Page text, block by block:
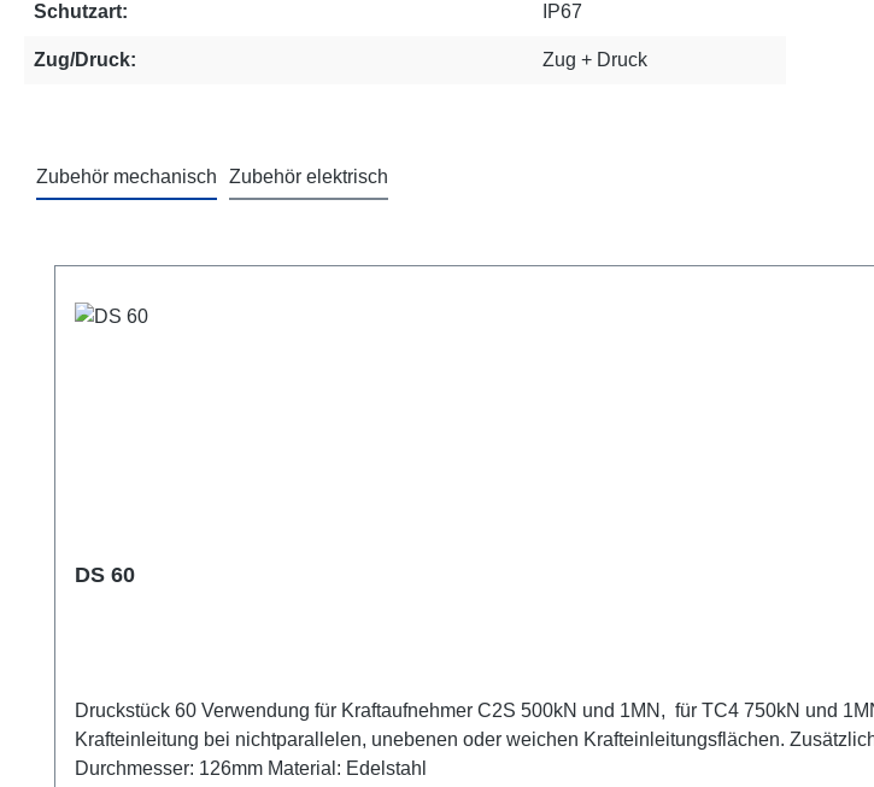
Schutzart: IP67
Zug/Druck: Zug + Druck
Zubehör mechanisch Zubehör elektrisch
DS 60
Druckstück 60 Verwendung für Kraftaufnehmer C2S 500kN und 1MN, für TC4 750kN und
Krafteinleitung bei nichtparallelen, unebenen oder weichen Krafteinleitungsflächen. Zusätzliche Bauhöhe: bei C2S/Exact: 26mm, bei TC4 (mit LBTC M42): 88mm
Durchmesser: 126mm Material: Edelstahl